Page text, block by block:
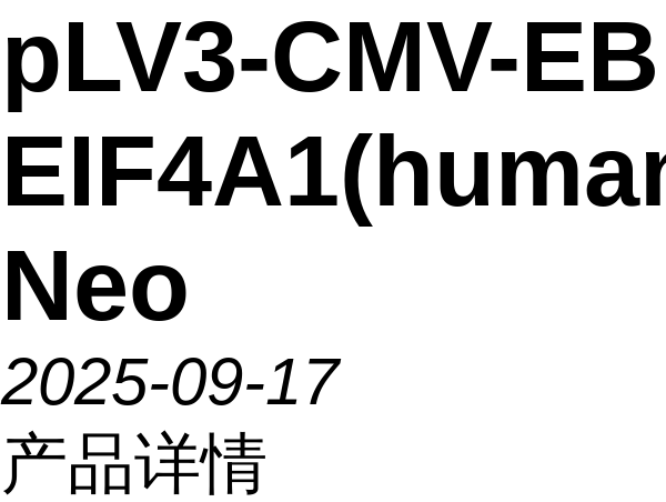
pLV3-CMV-
Neo
2025-09-17
产品详情